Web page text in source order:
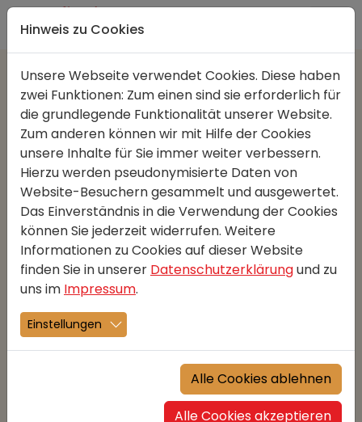
Direkt zur Hauptnavigation springen
Direkt zum Inhalt springen
Grosses Eröffnungswochenende in Mauren
22.09.2022 Aktuelles
DO 17., FR 18., SA 19. November 2022 jeweils
ab 06.30 Uhr
Zur Eröffnung der Filiale in Mauren habenwir einiges
für Sie vorbereitet.
Lassen Sie sich überraschen!
DO 17. November
Berliner
Aprikosen- und Himbeermarmelade
Vanille und Schoggi
Hinweis zu Cookies
Unsere Webseite verwendet Cookies. Diese haben
zwei Funktionen: Zum einen sind sie erforderlich für
die grundlegende Funktionalität unserer Website.
Zum anderen können wir mit Hilfe der Cookies
unsere Inhalte für Sie immer weiter verbessern.
Hierzu werden pseudonymisierte Daten von
Website-Besuchern gesammelt und ausgewertet.
Das Einverständnis in die Verwendung der Cookies
können Sie jederzeit widerrufen. Weitere
Informationen zu Cookies auf dieser Website
finden Sie in unserer Datenschutzerklärungund zu
uns im Impressum.
Einstellungen
Alle Cookies ablehnen
Alle Cookies akzeptieren